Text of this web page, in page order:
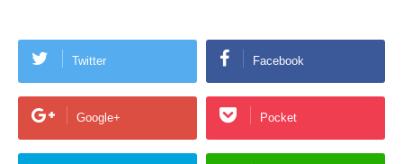
Twitter Facebook
Google+ Pocket